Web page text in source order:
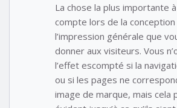
La chose la plus importante
compte lors de la
l’impression générale que
donner aux visiteurs. Vous
l’effet escompté si la
ou si les pages ne
image de marque, mais cela